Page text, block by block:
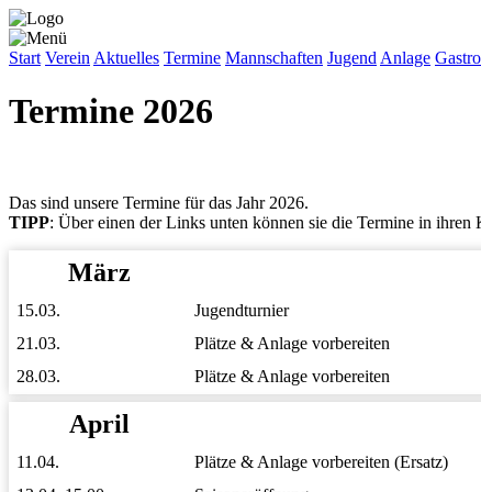
Start Verein Aktuelles Termine Mannschaften Jugend Anlage
Termine 2026
Das sind unsere Termine für das Jahr 2026.
TIPP: Über einen der Links unten können sie die Termine in
März
15.03.
Jugendturnier
21.03.
Plätze & Anlage vorbereiten
28.03.
Plätze & Anlage vorbereiten
April
11.04.
Plätze & Anlage vorbereiten (Ersatz)